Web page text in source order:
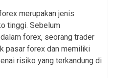
merupakan jenis
tinggi. Sebelum
forex, seorang trader
pasar forex dan memiliki
risiko yang terkandung di